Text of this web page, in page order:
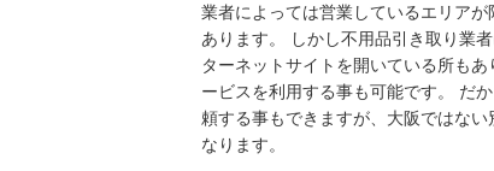
業者によっては営業しているエリア
あります。 しかし不用品引き取り業
ターネットサイトを開いている所も
ービスを利用する事も可能です。 だ
頼する事もできますが、大阪ではな
なります。